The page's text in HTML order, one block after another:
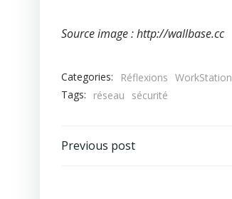
Source image : http://wallbase.cc
Categories: Réflexions WorkStation
Tags:
réseau sécurité
Post
Previous post